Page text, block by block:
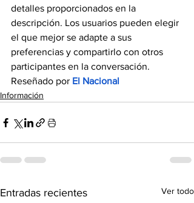
detalles proporcionados en la
descripción. Los usuarios pueden elegir
el que mejor se adapte a sus
preferencias y compartirlo con otros
participantes en la conversación.
Reseñado por El Nacional
Información
Entradas recientes Ver todo